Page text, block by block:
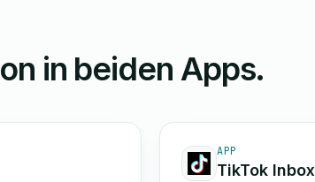
in beiden Apps.
APP
TikTok Inbox